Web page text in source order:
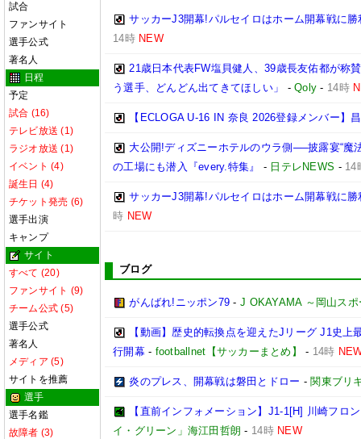
試合
ファンサイト
選手公式
著名人
日程
予定
試合 (16)
テレビ放送 (1)
ラジオ放送 (1)
イベント (4)
誕生日 (4)
チケット発売 (6)
選手出演
キャンプ
サイト
すべて (20)
ファンサイト (9)
チーム公式 (5)
選手公式
著名人
メディア (5)
サイトを推薦
選手
選手名鑑
故障者 (3)
サッカーJ3開幕!パルセイロはホーム開幕戦に
14時 NEW
21歳日本代表FW塩貝健人、39歳長友佑都が称
う選手、どんどん出てきてほしい」
-Qoly - 14時
【ECLOGA U-16 IN 奈良 2026登録メンバー】
大公開!ディズニーホテルのウラ側──披露宴“魔
の工場にも潜入『every.特集』
- 日テレNEWS - 14
サッカーJ3開幕!パルセイロはホーム開幕戦に
時 NEW
ブログ
がんばれ!ニッポン79 -J OKAYAMA ～岡山ス
【動画】歴史的転換点を迎えたJリーグ J1史
行開幕- footballnet【サッカーまとめ】 - 14時
炎のプレス、開幕戦は磐田とドロー - 関東ブリ
【直前インフォメーション】J1-1[H] 川崎フロ
イ・グリーン」海江田哲朗 - 14時 NEW